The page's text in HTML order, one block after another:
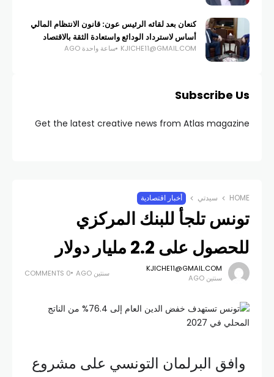
كنعان بعد لقائه الرئيس عون: قانون الانتظام المالي
أساس لاسترداد الودائع واستعادة الثقة بالاقتصاد
KJICHE11@GMAIL.COM ساعة واحدة AGO
Subscribe Us
Get the latest creative news from Atlas magazine
HOME سيدتي أخبار اقتصادية
تونس تلجأ للبنك المركزي
للحصول على 2.2 مليار دولار
KJICHE11@GMAIL.COM
سنتين AGO
سنتين AGO 0 COMMENTS
وافق البرلمان التونسي على مشروع